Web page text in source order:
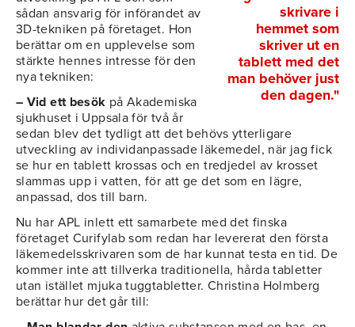
skrivare i
hemmet som
skriver ut en
tablett med det
man behöver just
den dagen."
sådan ansvarig för införandet av
3D-tekniken på företaget. Hon
berättar om en upplevelse som
stärkte hennes intresse för den
nya tekniken:
– Vid ett besök på Akademiska
sjukhuset i Uppsala för två år
sedan blev det tydligt att det behövs ytterligare
utveckling av individanpassade läkemedel, när jag fick
se hur en tablett krossas och en tredjedel av krosset
slammas upp i vatten, för att ge det som en lägre,
anpassad, dos till barn.
Nu har APL inlett ett samarbete med det finska
företaget Curifylab som redan har levererat den första
läkemedelsskrivaren som de har kunnat testa en tid. De
kommer inte att tillverka traditionella, hårda tabletter
utan istället mjuka tuggtabletter. Christina Holmberg
berättar hur det går till: